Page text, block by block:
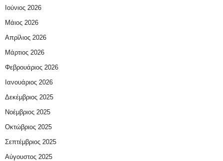
Ιούνιος 2026
Μάιος 2026
Απρίλιος 2026
Μάρτιος 2026
Φεβρουάριος 2026
Ιανουάριος 2026
Δεκέμβριος 2025
Νοέμβριος 2025
Οκτώβριος 2025
Σεπτέμβριος 2025
Αύγουστος 2025